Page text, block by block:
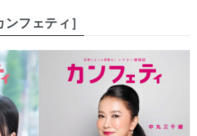
フェティ］